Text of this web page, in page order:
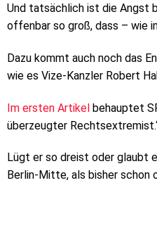
Und tatsächlich ist die Angst
offenbar so groß, dass – wie
Dazu kommt auch noch das
wie es Vize-Kanzler Robert
Im ersten Artikel behauptet
überzeugter
Lügt er so dreist oder glaubt
Berlin-Mitte, als bisher schon